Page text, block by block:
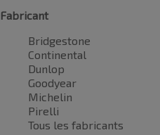
Fabricant
Bridgestone
Continental
Dunlop
Goodyear
Michelin
Pirelli
Tous les fabricants